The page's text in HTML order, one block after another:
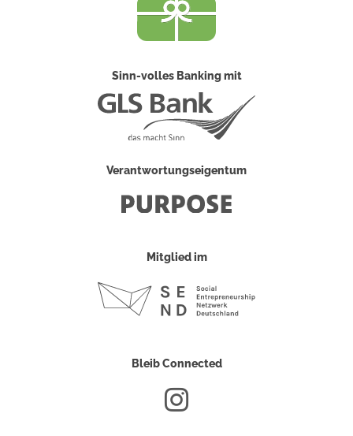
Sinn-volles Banking mit
Verantwortungseigentum
Mitglied im
Bleib Connected